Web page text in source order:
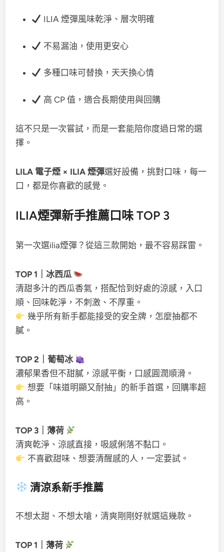
ILIA 煙彈風味乾淨、層次明確
不易漏油，使用更安心
多種口味可替換，天天換心情
高 CP 值，適合長期使用與回購
這不只是一次嘗試，而是一套能陪你度過日常的選
擇。
LILA 電子煙 × ILIA 煙彈選好設備，挑對口味，每一
口，都是你喜歡的感覺。
ILIA煙彈新手推薦口味 TOP 3
第一次選ilia煙彈？從這三款開始，最不容易踩雷。
TOP 1｜冰西瓜
清甜多汁的西瓜香氣，搭配恰到好處的涼感，入口
順、回味乾淨，不刺激、不厚重。
幾乎所有新手都能接受的安全牌，怎麼抽都不
膩。
TOP 2｜葡萄冰
濃郁果香但不甜膩，涼感平衡，口感圓潤順滑。
想要「味道明顯又耐抽」的新手首選，回購率超
高。
TOP 3｜薄荷
清爽乾淨、涼感直接，吸感俐落不黏口。
不喜歡甜味、想要清醒感的人，一定要試。
清涼系新手推薦
不想太甜、不想太嗆，清爽剛剛好就選這幾款。
TOP 1｜薄荷